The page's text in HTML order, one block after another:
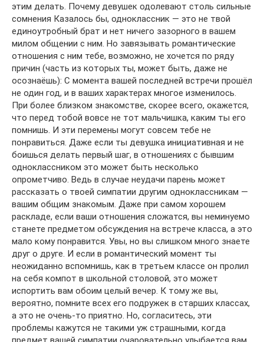
этим делать. Почему девушек одолевают столь сильные
сомнения Казалось бы, одноклассник — это не твой
единоутробный брат и нет ничего зазорного в вашем
милом общении с ним. Но завязывать романтические
отношения с ним тебе, возможно, не хочется по ряду
причин (часть из которых ты, может быть, даже не
осознаёшь): С момента вашей последней встречи прошёл
не один год, и в ваших характерах многое изменилось.
При более близком знакомстве, скорее всего, окажется,
что перед тобой вовсе не тот мальчишка, каким ты его
помнишь. И эти перемены могут совсем тебе не
понравиться. Даже если ты девушка инициативная и не
боишься делать первый шаг, в отношениях с бывшим
одноклассником это может быть несколько
опрометчиво. Ведь в случае неудачи парень может
рассказать о твоей симпатии другим одноклассникам —
вашим общим знакомым. Даже при самом хорошем
раскладе, если ваши отношения сложатся, вы неминуемо
станете предметом обсуждения на встрече класса, а это
мало кому понравится. Увы, но вы слишком много знаете
друг о друге. И если в романтический момент ты
неожиданно вспомнишь, как в третьем классе он пролил
на себя компот в школьной столовой, это может
испортить вам обоим целый вечер. К тому же вы,
вероятно, помните всех его подружек в старших классах,
а это не очень-то приятно. Но, согласитесь, эти
проблемы кажутся не такими уж страшными, когда